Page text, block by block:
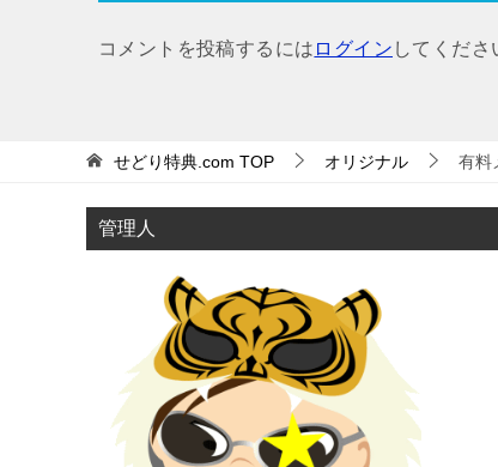
ー
ン
コメントを投稿するには ログイン してくださ
せどり特典.com TOP オリジナル 有料
管理人